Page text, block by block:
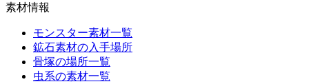
素材情報
モンスター素材一覧
鉱石素材の入手場所
骨塚の場所一覧
虫系の素材一覧